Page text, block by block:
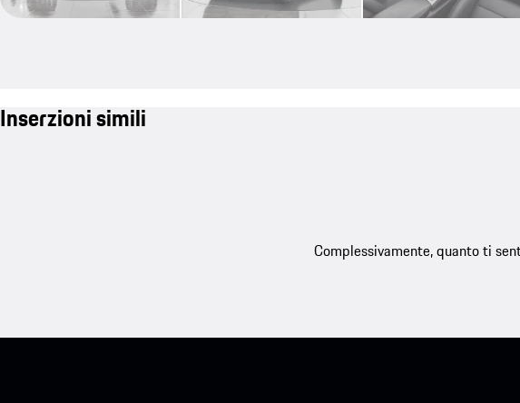
Inserzioni simili
Complessivamente, quanto ti